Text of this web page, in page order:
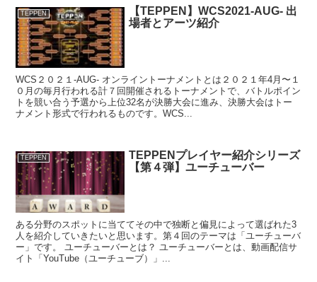
TEPPEN
【TEPPEN】WCS2021-AUG- 出
場者とアーツ紹介
WCS２０２１-AUG- オンライントーナメントとは２０２１年4月〜１
０月の毎月行われる計７回開催されるトーナメントで、バトルポイン
トを競い合う予選から上位32名が決勝大会に進み、決勝大会はトー
ナメント形式で行われるものです。WCS...
TEPPEN
TEPPENプレイヤー紹介シリーズ
【第４弾】ユーチューバー
ある分野のスポットに当ててその中で独断と偏見によって選ばれた3
人を紹介していきたいと思います。第４回のテーマは「ユーチューバ
ー」です。 ユーチューバーとは？ ユーチューバーとは、動画配信サ
イト「YouTube（ユーチューブ）」...